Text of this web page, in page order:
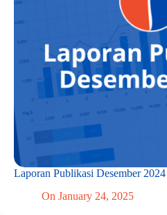
Laporan Publikasi Desember 2024
On January 24, 2025